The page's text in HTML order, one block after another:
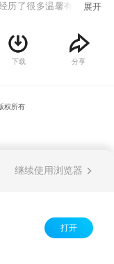
历了很多温馨有趣的故
展开
下载 分享
权所有
继续使用浏览器
打开